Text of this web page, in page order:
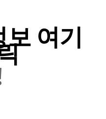
여기